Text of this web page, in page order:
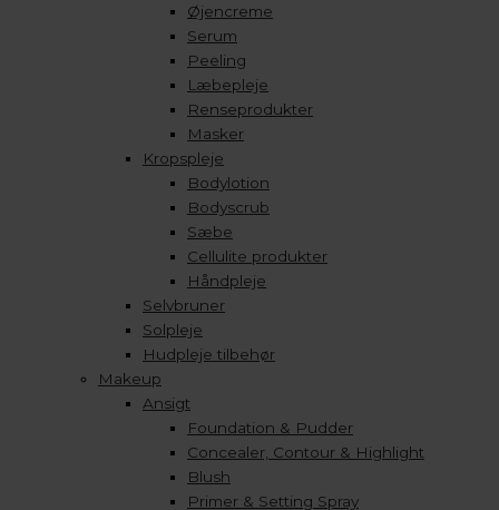
Øjencreme
Serum
Peeling
Læbepleje
Renseprodukter
Masker
Kropspleje
Bodylotion
Bodyscrub
Sæbe
Cellulite produkter
Håndpleje
Selvbruner
Solpleje
Hudpleje tilbehør
Makeup
Ansigt
Foundation & Pudder
Concealer, Contour & Highlight
Blush
Primer & Setting Spray